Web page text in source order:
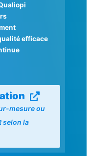
efficace
mesure ou
selon la